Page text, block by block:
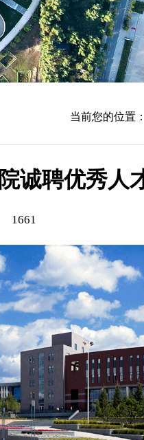
当前您的位置：
诚聘优秀人
1661